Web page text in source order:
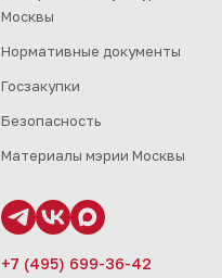
Москвы
Нормативные документы
Госзакупки
Безопасность
Материалы мэрии Москвы
+7 (495) 699-36-42